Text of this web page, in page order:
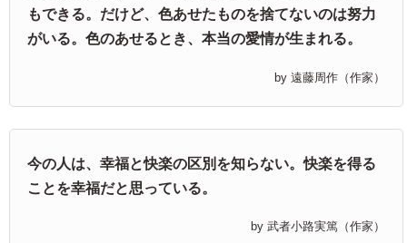
もできる。だけど、色あせたものを捨てないのは努力
がいる。色のあせるとき、本当の愛情が生まれる。
by 遠藤周作（作家）
今の人は、幸福と快楽の区別を知らない。快楽を得る
ことを幸福だと思っている。
by 武者小路実篤（作家）